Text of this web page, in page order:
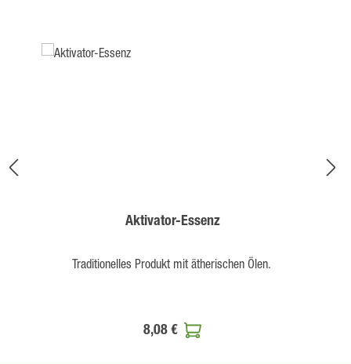
Aktivator-Essenz
Traditionelles Produkt mit ätherischen Ölen.
8,08 €